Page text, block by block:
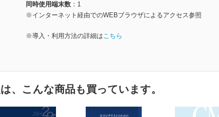
同時使用端末数
1
※インターネット経由でのWEBブラウザによるアクセス参照
※導入・利用方法の詳細はこちら
、こんな商品も買っています。